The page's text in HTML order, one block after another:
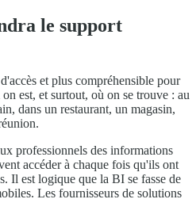
le support
et plus compréhensible pour
est, et surtout, où on se trouve : au
dans un restaurant, un magasin,
professionnels des informations
accéder à chaque fois qu'ils ont
Il est logique que la BI se fasse de
Les fournisseurs de solutions